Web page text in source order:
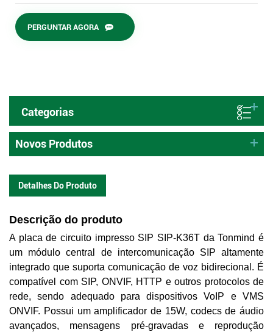
PERGUNTAR AGORA
Categorias
Novos Produtos
Detalhes Do Produto
Descrição do produto
A placa de circuito impresso SIP SIP-K36T da Tonmind é
um módulo central de intercomunicação SIP altamente
integrado que suporta comunicação de voz bidirecional. É
compatível com SIP, ONVIF, HTTP e outros protocolos de
rede, sendo adequado para dispositivos VoIP e VMS
ONVIF. Possui um amplificador de 15W, codecs de áudio
avançados, mensagens pré-gravadas e reprodução